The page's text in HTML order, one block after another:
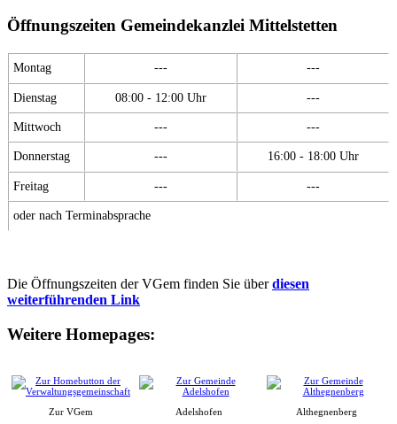
Öffnungszeiten Gemeindekanzlei Mittelstetten
Montag --- ---
Dienstag 08:00 - 12:00 Uhr ---
Mittwoch --- ---
Donnerstag --- 16:00 - 18:00 Uhr
Freitag --- ---
oder nach Terminabsprache
Die Öffnungszeiten der VGem finden Sie überdiesen
weiterführenden Link
Weitere Homepages:
Zur VGem Adelshofen Althegnenberg